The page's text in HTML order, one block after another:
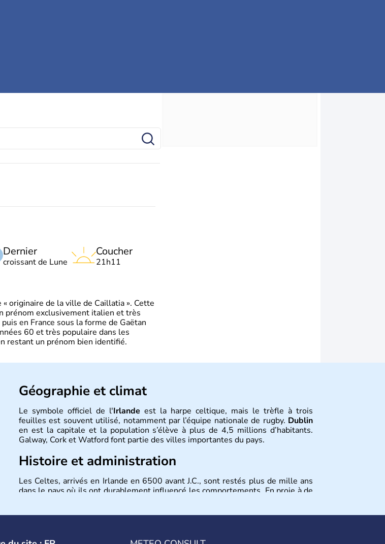
Dernier
croissant de Lune
Coucher
21h11
originaire de la ville de Caillatia ». Cette
prénom exclusivement italien et très
en France sous la forme de Gaëtan
60 et très populaire dans les
restant un prénom bien identifié.
Géographie et climat
Le symbole officiel de l'Irlande est la harpe celtique, mais le trèfle à trois
feuilles est souvent utilisé, notamment par l’équipe nationale de rugby. Dublin
en est la capitale et la population s’élève à plus de 4,5 millions d’habitants.
Galway, Cork et Watford font partie des villes importantes du pays.
Histoire et administration
Les Celtes, arrivés en Irlande en 6500 avant J.C., sont restés plus de mille ans
dans le pays où ils ont durablement influencé les comportements. En proie à de